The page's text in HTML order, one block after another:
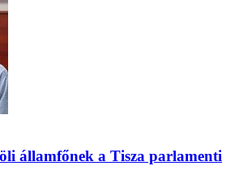
államfőnek a Tisza parlamenti